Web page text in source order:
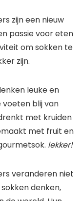
zijn een nieuw
passie voor eten
om sokken te
zijn.
leuke en
voeten blij van
met kruiden
met fruit en
lekker!
veranderen niet
denken,